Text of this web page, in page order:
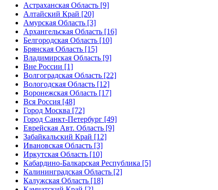
Астраханская Область [9]
Алтайский Край [20]
Амурская Область [3]
Архангельская Область [16]
Белгородская Область [10]
Брянская Область [15]
Владимирская Область [9]
Вне России [1]
Волгоградская Область [22]
Вологодская Область [12]
Воронежская Область [17]
Вся Россия [48]
Город Москва [72]
Город Санкт-Петербург [49]
Еврейская Авт. Область [9]
Забайкальский Край [12]
Ивановская Область [3]
Иркутская Область [10]
Кабардино-Балкарская Республика [5]
Калининградская Область [2]
Калужская Область [18]